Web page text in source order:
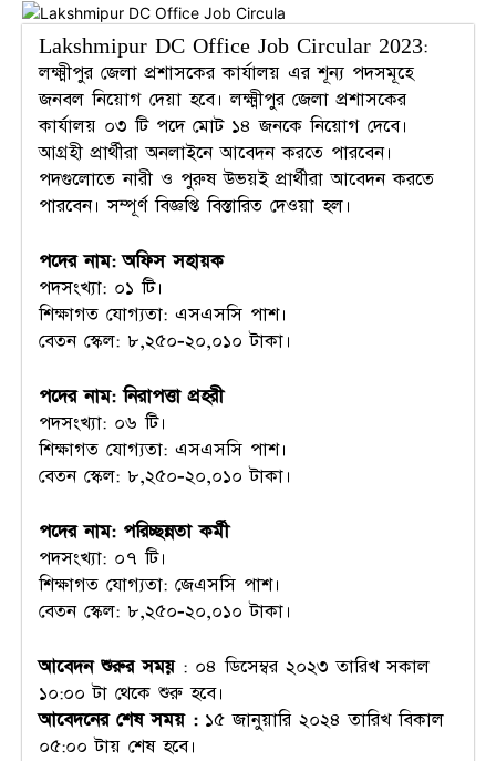
Lakshmipur DC Office Job Circular 2023:
লক্ষ্মীপুর জেলা প্রশাসকের কার্যালয় এর শূন্য পদসমূহে
জনবল নিয়োগ দেয়া হবে। লক্ষ্মীপুর জেলা প্রশাসকের
কার্যালয় ০৩ টি পদে মোট ১৪ জনকে নিয়োগ দেবে।
আগ্রহী প্রার্থীরা অনলাইনে আবেদন করতে পারবেন।
পদগুলোতে নারী ও পুরুষ উভয়ই প্রার্থীরা আবেদন করতে
পারবেন। সম্পূর্ণ বিজ্ঞপ্তি বিস্তারিত দেওয়া হল।
পদের নাম: অফিস সহায়ক
পদসংখ্যা: ০১ টি।
শিক্ষাগত যোগ্যতা: এসএসসি পাশ।
বেতন স্কেল: ৮,২৫০-২০,০১০ টাকা।
পদের নাম: নিরাপত্তা প্রহরী
পদসংখ্যা: ০৬ টি।
শিক্ষাগত যোগ্যতা: এসএসসি পাশ।
বেতন স্কেল: ৮,২৫০-২০,০১০ টাকা।
পদের নাম: পরিচ্ছন্নতা কর্মী
পদসংখ্যা: ০৭ টি।
শিক্ষাগত যোগ্যতা: জেএসসি পাশ।
বেতন স্কেল: ৮,২৫০-২০,০১০ টাকা।
আবেদন শুরুর সময়: ০৪ ডিসেম্বর ২০২৩ তারিখ সকাল
১০:০০ টা থেকে শুরু হবে।
আবেদনের শেষ সময় :১৫ জানুয়ারি ২০২৪ তারিখ বিকাল
০৫:০০ টায় শেষ হবে।